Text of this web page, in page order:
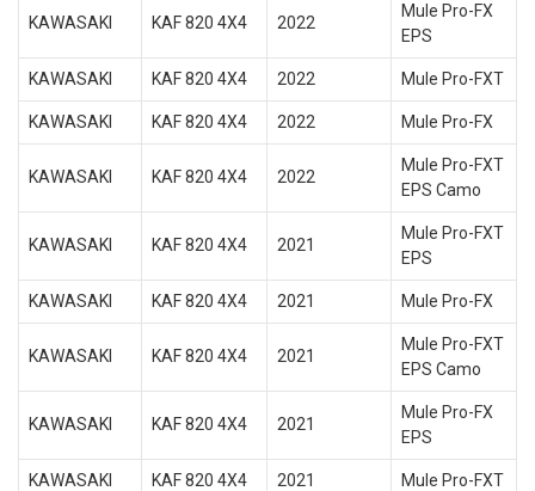
KAWASAKI KAF 820 4X4 2022
Mule Pro-FX
EPS
KAWASAKI KAF 820 4X4 2022 Mule Pro-FXT
KAWASAKI KAF 820 4X4 2022 Mule Pro-FX
KAWASAKI KAF 820 4X4 2022
Mule Pro-FXT
EPS Camo
KAWASAKI KAF 820 4X4 2021
Mule Pro-FXT
EPS
KAWASAKI KAF 820 4X4 2021 Mule Pro-FX
KAWASAKI KAF 820 4X4 2021
Mule Pro-FXT
EPS Camo
KAWASAKI KAF 820 4X4 2021
Mule Pro-FX
EPS
KAWASAKI KAF 820 4X4 2021 Mule Pro-FXT